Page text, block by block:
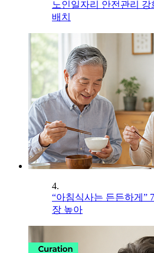
노인일자리 안전관리 강
배치
4.
“아침식사는 든든하게”
장 높아